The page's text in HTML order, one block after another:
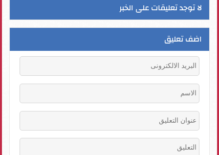
لا توجد تعليقات على الخبر
اضف تعليق